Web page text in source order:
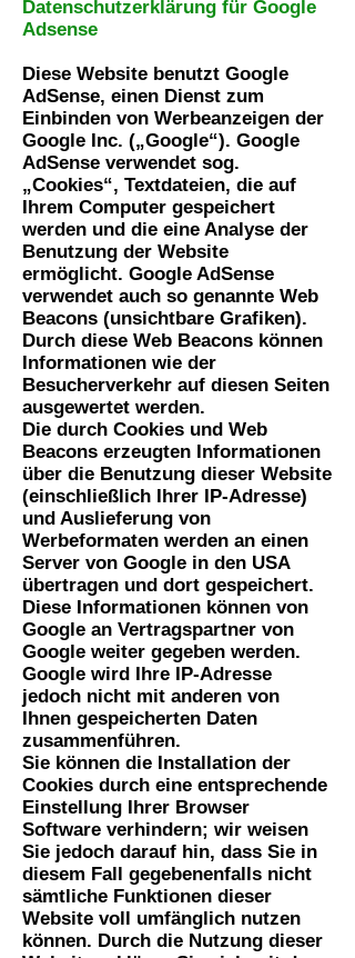
Datenschutzerklärung für Google
Adsense
Diese Website benutzt Google
AdSense, einen Dienst zum
Einbinden von Werbeanzeigen der
Google Inc. („Google“). Google
AdSense verwendet sog.
„Cookies“, Textdateien, die auf
Ihrem Computer gespeichert
werden und die eine Analyse der
Benutzung der Website
ermöglicht. Google AdSense
verwendet auch so genannte Web
Beacons (unsichtbare Grafiken).
Durch diese Web Beacons können
Informationen wie der
Besucherverkehr auf diesen Seiten
ausgewertet werden.
Die durch Cookies und Web
Beacons erzeugten Informationen
über die Benutzung dieser Website
(einschließlich Ihrer IP-Adresse)
und Auslieferung von
Werbeformaten werden an einen
Server von Google in den USA
übertragen und dort gespeichert.
Diese Informationen können von
Google an Vertragspartner von
Google weiter gegeben werden.
Google wird Ihre IP-Adresse
jedoch nicht mit anderen von
Ihnen gespeicherten Daten
zusammenführen.
Sie können die Installation der
Cookies durch eine entsprechende
Einstellung Ihrer Browser
Software verhindern; wir weisen
Sie jedoch darauf hin, dass Sie in
diesem Fall gegebenenfalls nicht
sämtliche Funktionen dieser
Website voll umfänglich nutzen
können. Durch die Nutzung dieser